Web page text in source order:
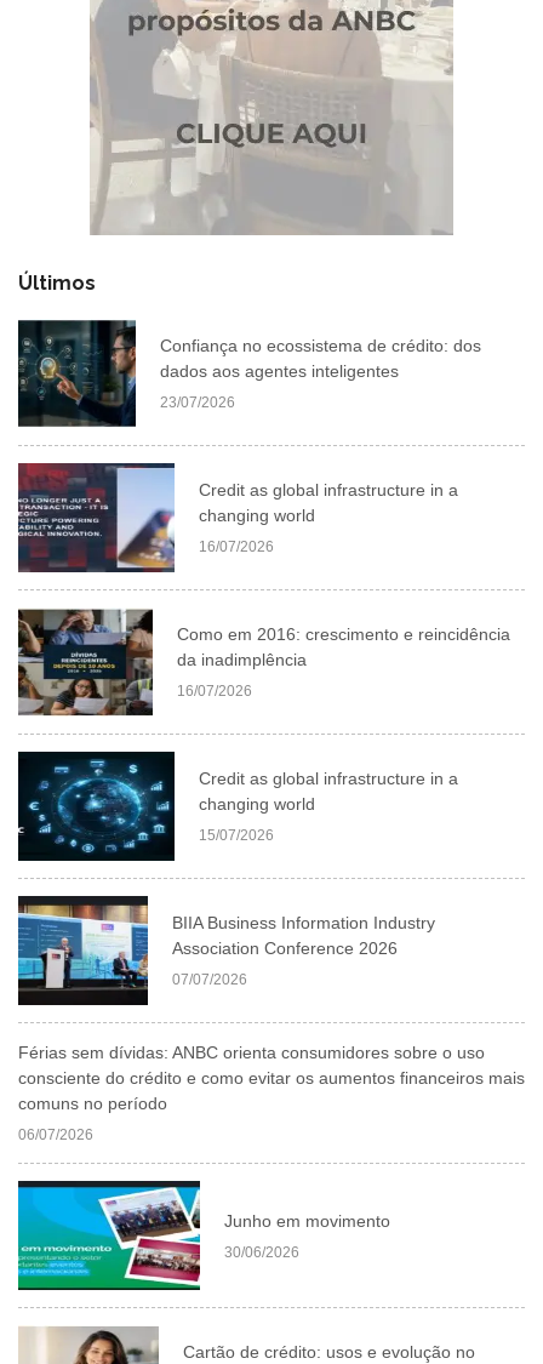
Últimos
Confiança no ecossistema de crédito: dos
dados aos agentes inteligentes
23/07/2026
Credit as global infrastructure in a
changing world
16/07/2026
Como em 2016: crescimento e reincidência
da inadimplência
16/07/2026
Credit as global infrastructure in a
changing world
15/07/2026
BIIA Business Information Industry
Association Conference 2026
07/07/2026
Férias sem dívidas: ANBC orienta consumidores sobre o uso
consciente do crédito e como evitar os aumentos financeiros mais
comuns no período
06/07/2026
Junho em movimento
30/06/2026
Cartão de crédito: usos e evolução no